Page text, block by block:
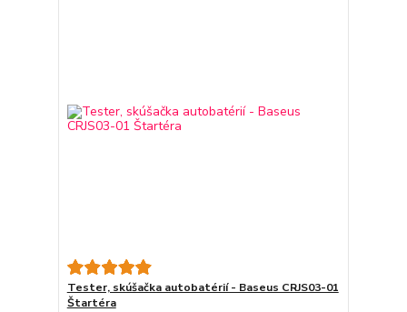
Tester, skúšačka autobatérií - Baseus CRJS03-01
Štartéra